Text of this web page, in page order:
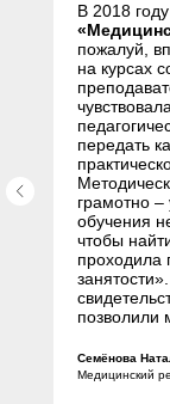
В 2018
пожалуй,
на курсах
передать
грамотно
обучения
чтобы
проходила
позволили
Семёнова
Медицинский